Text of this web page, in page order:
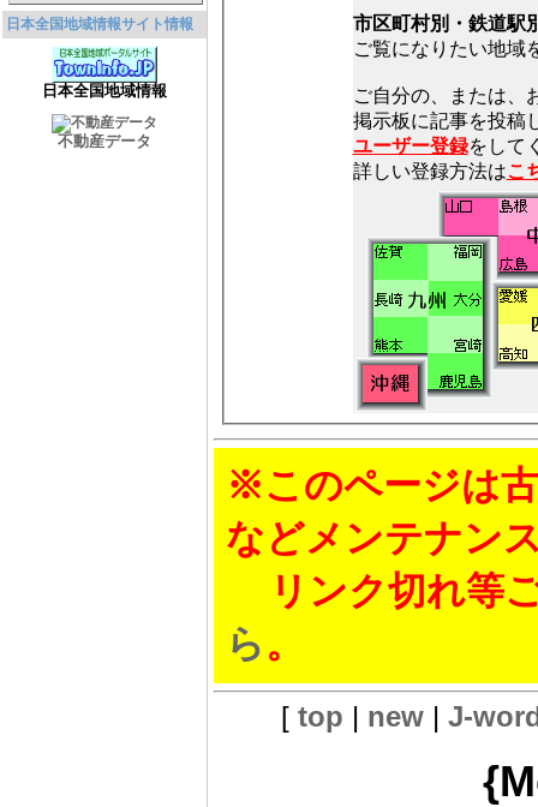
日本全国地域情報サイト情報
日本全国地域情報
不動産データ
市区町村別・鉄道駅
ご覧になりたい地域
ご自分の、または、
ユーザー登録をして
詳しい登録方法はこ
※このページは
などメンテナン
リンク切れ等
ら。
[ top | new| J-